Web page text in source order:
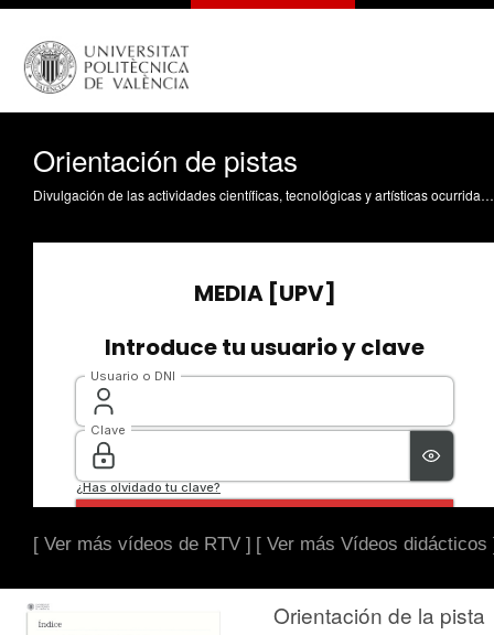
Orientación de pistas
Divulgación de las actividades científicas, tecnológicas y artísticas ocurridas en los tres campus de la UPV
[ Ver más vídeos de RTV ] [ Ver más Vídeos didácticos
Orientación de la pista